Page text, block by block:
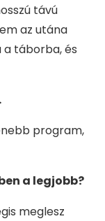
távú
az utána
a táborba, és
program,
a legjobb?
meglesz